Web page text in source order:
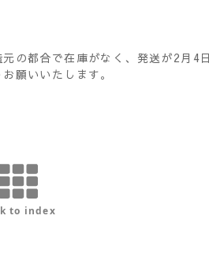
の都合で在庫がなく、発送が2月4
願いいたします。
to index